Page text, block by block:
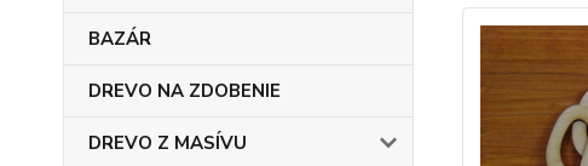
BAZÁR
DREVO NA ZDOBENIE
DREVO Z MASÍVU